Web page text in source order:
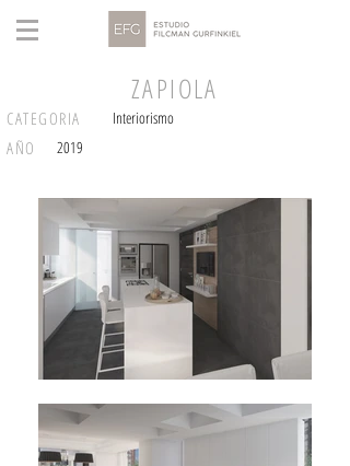
ZAPIOLA
CATEGORIA
Interiorismo
2019
AÑO